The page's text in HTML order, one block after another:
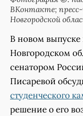
ВКонтакте;
Новгородской
В новом
Новгородском
сенатором
Писаревой
студенческого
решение о его